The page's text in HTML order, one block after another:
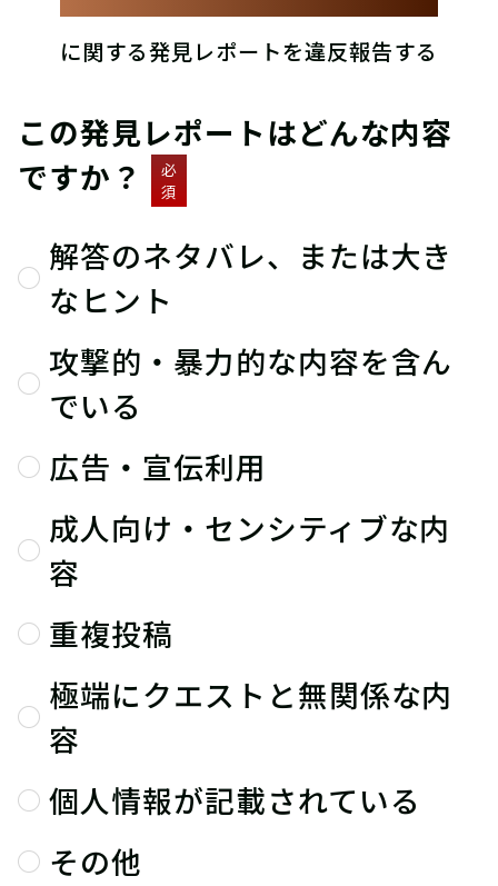
に関する発見レポートを違反報告する
この発見レポートはどんな内容
ですか？
必
須
解答のネタバレ、または大き
なヒント
攻撃的・暴力的な内容を含ん
でいる
広告・宣伝利用
成人向け・センシティブな内
容
重複投稿
極端にクエストと無関係な内
容
個人情報が記載されている
その他